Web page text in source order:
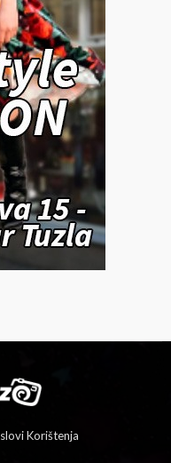
Korištenja